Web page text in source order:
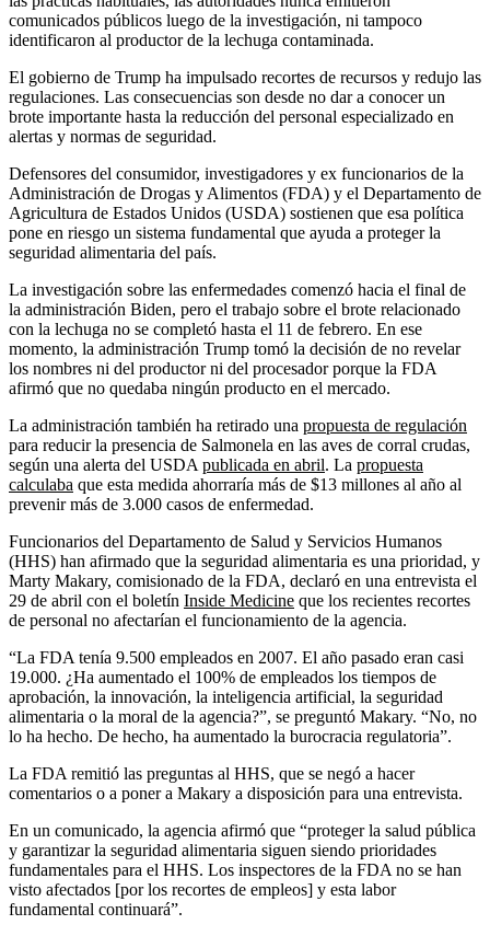
comunicados públicos luego de la investigación, ni tampoco
identificaron al productor de la lechuga contaminada.
El gobierno de Trump ha impulsado recortes de recursos y redujo las
regulaciones. Las consecuencias son desde no dar a conocer un
brote importante hasta la reducción del personal especializado en
alertas y normas de seguridad.
Defensores del consumidor, investigadores y ex funcionarios de la
Administración de Drogas y Alimentos (FDA) y el Departamento de
Agricultura de Estados Unidos (USDA) sostienen que esa política
pone en riesgo un sistema fundamental que ayuda a proteger la
seguridad alimentaria del país.
La investigación sobre las enfermedades comenzó hacia el final de
la administración Biden, pero el trabajo sobre el brote relacionado
con la lechuga no se completó hasta el 11 de febrero. En ese
momento, la administración Trump tomó la decisión de no revelar
los nombres ni del productor ni del procesador porque la FDA
afirmó que no quedaba ningún producto en el mercado.
La administración también ha retirado una propuesta de regulación
para reducir la presencia de Salmonela en las aves de corral crudas,
según una alerta del USDA publicada en abril. La propuesta
calculaba que esta medida ahorraría más de $13 millones al año al
prevenir más de 3.000 casos de enfermedad.
Funcionarios del Departamento de Salud y Servicios Humanos
(HHS) han afirmado que la seguridad alimentaria es una prioridad, y
Marty Makary, comisionado de la FDA, declaró en una entrevista el
29 de abril con el boletín Inside Medicine que los recientes recortes
de personal no afectarían el funcionamiento de la agencia.
“La FDA tenía 9.500 empleados en 2007. El año pasado eran casi
19.000. ¿Ha aumentado el 100% de empleados los tiempos de
aprobación, la innovación, la inteligencia artificial, la seguridad
alimentaria o la moral de la agencia?”, se preguntó Makary. “No, no
lo ha hecho. De hecho, ha aumentado la burocracia regulatoria”.
La FDA remitió las preguntas al HHS, que se negó a hacer
comentarios o a poner a Makary a disposición para una entrevista.
En un comunicado, la agencia afirmó que “proteger la salud pública
y garantizar la seguridad alimentaria siguen siendo prioridades
fundamentales para el HHS. Los inspectores de la FDA no se han
visto afectados [por los recortes de empleos] y esta labor
fundamental continuará”.